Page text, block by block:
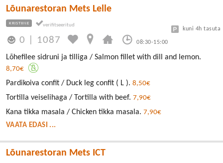
Lõunarestoran Mets Lelle
KRISTIINE
0 1087 08:30-15:00
kuni 4h tasuta
Lõhefilee sidruni ja tilliga / Salmon fillet with dill and lemon.
8,70€
Pardikoiva confit / Duck leg confit ( L ). 8,50€
Tortilla veiselihaga / Tortilla with beef. 7,90€
Kana tikka masala / Chicken tikka masala. 7,90€
VAATA EDASI ...
Lõunarestoran Mets ICT